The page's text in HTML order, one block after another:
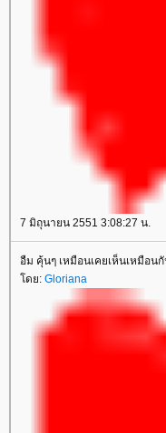
7 มิถุนายน 2551 3:08:27 น.
อืม คุ้นๆ เหมือนเคยเห็นเหมือนกั
ดย: Gloriana